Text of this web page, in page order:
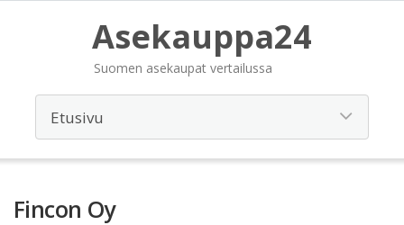
Asekauppa24
Suomen asekaupat vertailussa
Fincon Oy